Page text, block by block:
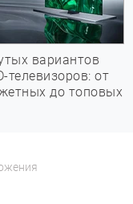
вариантов
телевизоров: от
до топовых